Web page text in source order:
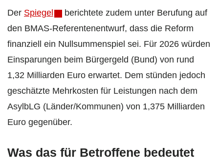
Der Spiegel
berichtete zudem unter Berufung auf
den BMAS-Referentenentwurf, dass die Reform
finanziell ein Nullsummenspiel sei. Für 2026 würden
Einsparungen beim Bürgergeld (Bund) von rund
1,32 Milliarden Euro erwartet. Dem stünden jedoch
geschätzte Mehrkosten für Leistungen nach dem
AsylbLG (Länder/Kommunen) von 1,375 Milliarden
Euro gegenüber.
Was das für Betroffene bedeutet